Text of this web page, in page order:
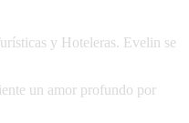
y Hoteleras. Evelin se
un amor profundo por